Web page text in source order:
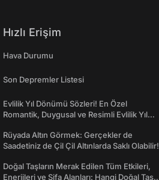
Hızlı Erişim
Hava Durumu
Son Depremler Listesi
Evlilik Yıl Dönümü Sözleri! En Özel
Romantik, Duygusal ve Resimli Evlilik Yıl
Rüyada Altın Görmek: Gerçekler de
Saadetiniz de Çil Çil Altınlarda Saklı Olabilir!
Doğal Taşların Merak Edilen Tüm Etkileri,
Enerjileri ve Şifa Alanları: Hangi Doğal Taş